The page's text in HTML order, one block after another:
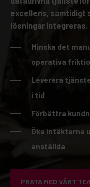
excellens, samtidigt
lösningar integreras.
Minska det
operativa
Leverera
i tid
Förbättra
Öka intäkterna
anställda
PRATA MED VÅRT